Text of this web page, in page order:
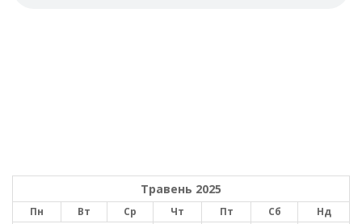
Травень 2025
Пн Вт Ср Чт Пт Сб
Нд